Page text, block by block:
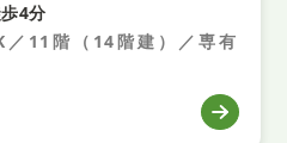
4分
／11階（14階建）／専有